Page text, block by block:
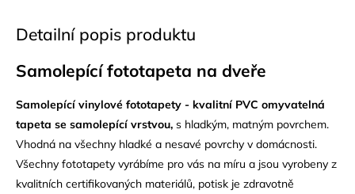
Detailní popis produktu
Samolepící fototapeta na dveře
Samolepící vinylové fototapety - kvalitní PVC omyvatelná
tapeta se samolepící vrstvou, s hladkým, matným povrchem.
Vhodná na všechny hladké a nesavé povrchy v domácnosti.
Všechny fototapety vyrábíme pro vás na míru a jsou vyrobeny z
kvalitních certifikovaných materiálů, potisk je zdravotně